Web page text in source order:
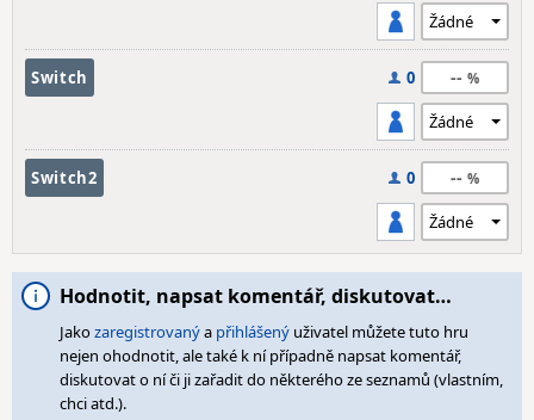
Switch 0 --
Switch2 0 --
Hodnotit, napsat komentář, diskutovat…
Jakozaregistrovanýa přihlášený uživatel můžete tuto hru
nejen ohodnotit, ale také k ní případně napsat komentář,
diskutovat o ní či ji zařadit do některého ze seznamů (vlastním,
chci atd.).